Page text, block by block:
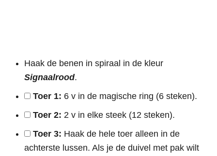
Haak de benen in spiraal in de kleur
Signaalrood.
Toer 1: 6 v in de magische ring (6 steken).
Toer 2: 2 v in elke steek (12 steken).
Toer 3: Haak de hele toer alleen in de
achterste lussen. Als je de duivel met pak wilt